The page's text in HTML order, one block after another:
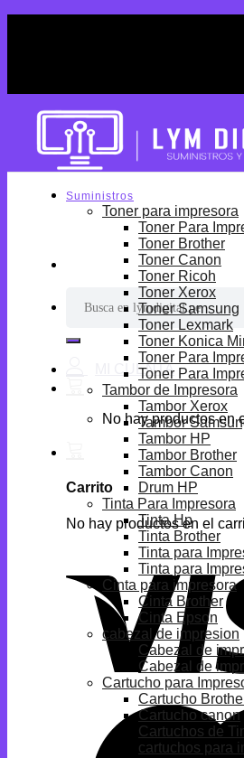
por:
No hay productos en
Carrito
No hay productos en el
Suministros
Toner para impresora
Toner Para
Toner Brother
Toner Canon
Toner Ricoh
Toner Xerox
Toner Samsung
Toner Lexmark
Toner Konica
Toner Para
Toner Para
Tambor de Impresora
Tambor Xerox
Tambor
Tambor HP
Tambor Brother
Tambor Canon
Drum HP
Tinta Para Impresora
Tinta Hp
Tinta Brother
Tinta para
Tinta para
Cinta para impresora
Cinta Brother
Cinta Epson
cabezal de impresion
Cabezal de
Cabezal de
Cartucho para
Cartucho
Cartucho canon
Cartuchos de
cartuchos para